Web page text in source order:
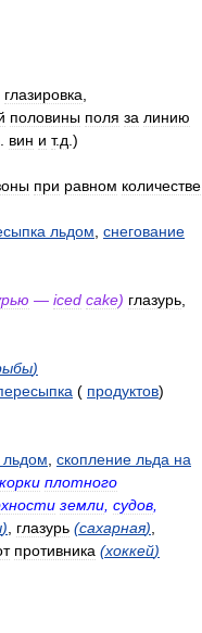
глазировка
половины поля за линию
вин и т.д .)
при равном количестве
льдом снегование
— iced cake) глазурь
)
( продуктов)
льдом скопление льда на
корки плотного
земли судов
) глазурь (сахарная)
противника (хоккей)